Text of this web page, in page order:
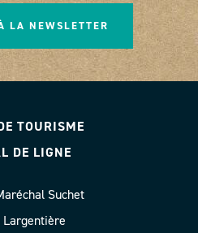
LA NEWSLETTER
TOURISME
DE LIGNE
Suchet
Largentière